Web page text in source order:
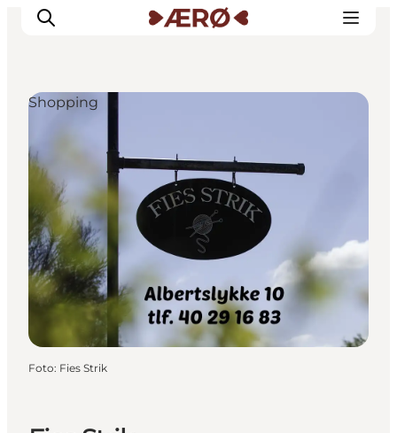
Overnatning
Spisesteder
Oplevelser
Events
Planlæg ferien
Shopping
Foto: Fies Strik